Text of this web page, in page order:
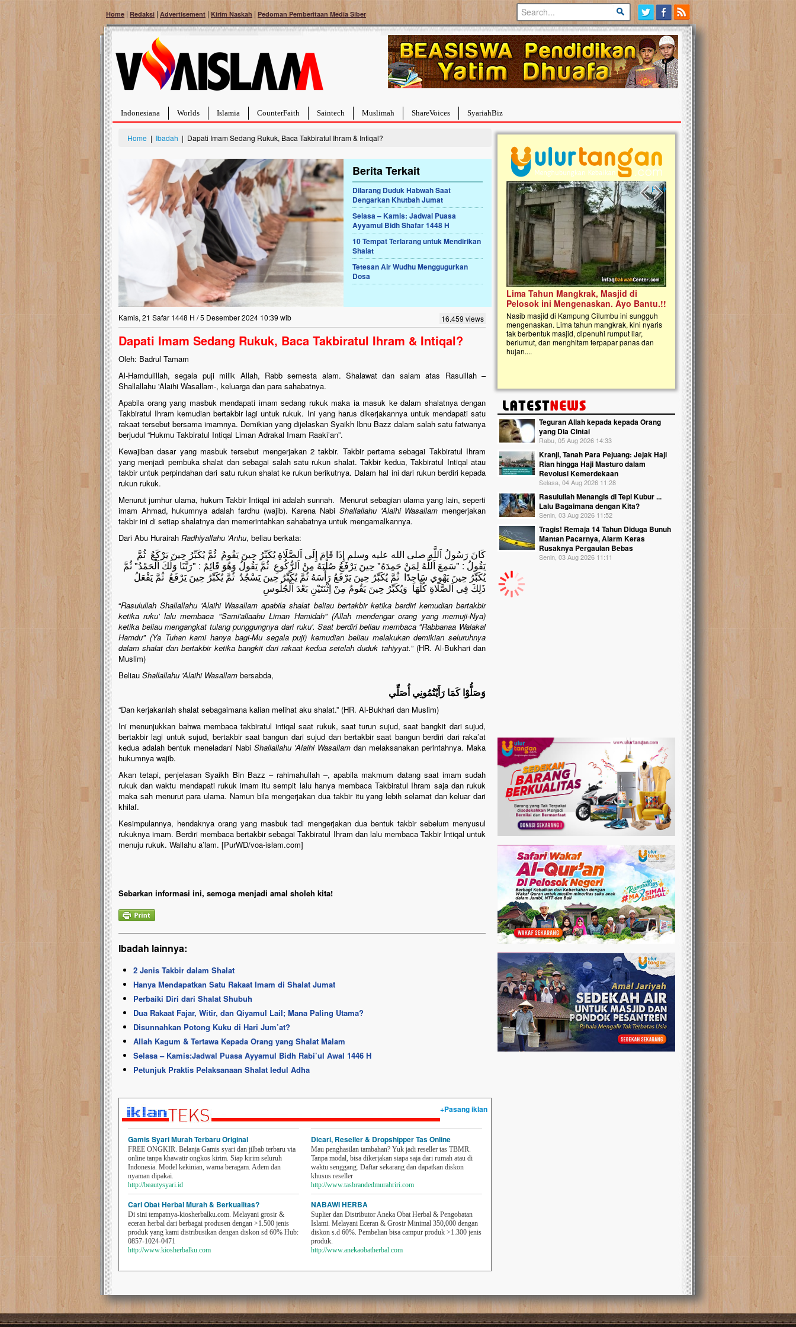
Home | Redaksi | Advertisement | Kirim Naskah | Pedoman Pemberitaan Media Siber
Indonesiana Worlds Islamia CounterFaith Saintech Muslimah ShareVoices SyariahBiz
Home | Ibadah | Dapati Imam Sedang Rukuk, Baca Takbiratul Ihram & Intiqal?
Berita Terkait
Dilarang Duduk Habwah Saat
Dengarkan Khutbah Jumat
Selasa – Kamis: Jadwal Puasa
Ayyamul Bidh Shafar 1448 H
10 Tempat Terlarang untuk Mendirikan
Shalat
Tetesan Air Wudhu Menggugurkan
Dosa
Kamis, 21 Safar 1448 H / 5 Desember 2024 10:39 wib 16.459 views
Dapati Imam Sedang Rukuk, Baca Takbiratul Ihram & Intiqal?
Oleh: Badrul Tamam
Al-Hamdulillah, segala puji milik Allah, Rabb semesta alam. Shalawat dan salam atas Rasuillah –
Shallallahu 'Alaihi Wasallam-, keluarga dan para sahabatnya.
Apabila orang yang masbuk mendapati imam sedang rukuk maka ia masuk ke dalam shalatnya dengan
Takbiratul Ihram kemudian bertakbir lagi untuk rukuk. Ini yang harus dikerjakannya untuk mendapati satu
rakaat tersebut bersama imamnya. Demikian yang dijelaskan Syaikh Ibnu Bazz dalam salah satu fatwanya
berjudul “Hukmu Takbiratul Intiqal Liman Adrakal Imam Raaki’an”.
Kewajiban dasar yang masbuk tersebut mengerjakan 2 takbir. Takbir pertama sebagai Takbiratul Ihram
yang menjadi pembuka shalat dan sebagai salah satu rukun shalat. Takbir kedua, Takbiratul Intiqal atau
takbir untuk perpindahan dari satu rukun shalat ke rukun berikutnya. Dalam hal ini dari rukun berdiri kepada
rukun rukuk.
Menurut jumhur ulama, hukum Takbir Intiqal ini adalah sunnah. Menurut sebagian ulama yang lain, seperti
imam Ahmad, hukumnya adalah fardhu (wajib). Karena Nabi Shallallahu 'Alaihi Wasallam mengerjakan
takbir ini di setiap shalatnya dan memerintahkan sahabatnya untuk mengamalkannya.
Dari Abu Hurairah Radhiyallahu 'Anhu, beliau berkata:
كَانَ رَسُولُ اَللَّهِ صلى الله عليه وسلم إِذَا قَامَ إِلَى اَلصَّلَاةِ يُكَبِّرُ حِينَ يَقُومُ ثُمَّ يُكَبِّرُ حِينَ يَرْكَعُ ثُمَّ
يَقُولُ : "سَمِعَ اَللَّهُ لِمَنْ حَمِدَهُ" حِينَ يَرْفَعُ صُلْبَهُ مِنْ اَلرُّكُوعِ ثُمَّ يَقُولُ وَهُوَ قَائِمٌ : "رَبَّنَا وَلَكَ اَلْحَمْدُ" ثُمَّ
يُكَبِّرُ حِينَ يَهْوِي سَاجِدًا ثُمَّ يُكَبِّرُ حِينَ يَرْفَعُ رَأْسَهُ ثُمَّ يُكَبِّرُ حِينَ يَسْجُدُ ثُمَّ يُكَبِّرُ حِينَ يَرْفَعُ ثُمَّ يَفْعَلُ
ذَلِكَ فِي اَلصَّلَاةِ كُلِّهَا وَيُكَبِّرُ حِينَ يَقُومُ مِنْ اِثْنَتَيْنِ بَعْدَ اَلْجُلُوسِ
“Rasulullah Shallallahu 'Alaihi Wasallam apabila shalat beliau bertakbir ketika berdiri kemudian bertakbir
ketika ruku' lalu membaca "Sami'allaahu Liman Hamidah" (Allah mendengar orang yang memuji-Nya)
ketika beliau mengangkat tulang punggungnya dari ruku'. Saat berdiri beliau membaca "Rabbanaa Walakal
Hamdu" (Ya Tuhan kami hanya bagi-Mu segala puji) kemudian beliau melakukan demikian seluruhnya
dalam shalat dan bertakbir ketika bangkit dari rakaat kedua setelah duduk tahiyyat.” (HR. Al-Bukhari dan
Muslim)
Beliau Shallallahu 'Alaihi Wasallam bersabda,
وَصَلُّوْا كَمَا رَأَيْتُمُونِي أُصَلِّي
“Dan kerjakanlah shalat sebagaimana kalian melihat aku shalat.” (HR. Al-Bukhari dan Muslim)
Ini menunjukkan bahwa membaca takbiratul intiqal saat rukuk, saat turun sujud, saat bangkit dari sujud,
bertakbir lagi untuk sujud, bertakbir saat bangun dari sujud dan bertakbir saat bangun berdiri dari raka’at
kedua adalah bentuk meneladani Nabi Shallallahu 'Alaihi Wasallam dan melaksanakan perintahnya. Maka
hukumnya wajib.
Akan tetapi, penjelasan Syaikh Bin Bazz – rahimahullah –, apabila makmum datang saat imam sudah
rukuk dan waktu mendapati rukuk imam itu sempit lalu hanya membaca Takbiratul Ihram saja dan rukuk
maka sah menurut para ulama. Namun bila mengerjakan dua takbir itu yang lebih selamat dan keluar dari
khilaf.
Kesimpulannya, hendaknya orang yang masbuk tadi mengerjakan dua bentuk takbir sebelum menyusul
rukuknya imam. Berdiri membaca bertakbir sebagai Takbiratul Ihram dan lalu membaca Takbir Intiqal untuk
menuju rukuk. Wallahu a’lam. [PurWD/voa-islam.com]
Sebarkan informasi ini, semoga menjadi amal sholeh kita!
Ibadah lainnya:
2 Jenis Takbir dalam Shalat
Hanya Mendapatkan Satu Rakaat Imam di Shalat Jumat
Perbaiki Diri dari Shalat Shubuh
Dua Rakaat Fajar, Witir, dan Qiyamul Lail; Mana Paling Utama?
Disunnahkan Potong Kuku di Hari Jum’at?
Allah Kagum & Tertawa Kepada Orang yang Shalat Malam
Selasa – Kamis:Jadwal Puasa Ayyamul Bidh Rabi’ul Awal 1446 H
Petunjuk Praktis Pelaksanaan Shalat Iedul Adha
+Pasang iklan
Gamis Syari Murah Terbaru Original
FREE ONGKIR. Belanja Gamis syari dan jilbab terbaru via
online tanpa khawatir ongkos kirim. Siap kirim seluruh
Indonesia. Model kekinian, warna beragam. Adem dan
nyaman dipakai.
http://beautysyari.id
Cari Obat Herbal Murah & Berkualitas?
Di sini tempatnya-kiosherbalku.com. Melayani grosir &
eceran herbal dari berbagai produsen dengan >1.500 jenis
produk yang kami distribusikan dengan diskon sd 60% Hub:
0857-1024-0471
http://www.kiosherbalku.com
Dicari, Reseller & Dropshipper Tas Online
Mau penghasilan tambahan? Yuk jadi reseller tas TBMR.
Tanpa modal, bisa dikerjakan siapa saja dari rumah atau di
waktu senggang. Daftar sekarang dan dapatkan diskon
khusus reseller
http://www.tasbrandedmurahriri.com
NABAWI HERBA
Suplier dan Distributor Aneka Obat Herbal & Pengobatan
Islami. Melayani Eceran & Grosir Minimal 350,000 dengan
diskon s.d 60%. Pembelian bisa campur produk >1.300 jenis
produk.
http://www.anekaobatherbal.com
Previous slide
Next slide
Bantu Naura, Balita Hebat Sembuh Dari
Tumor Pembuluh Darah
Hidup Naura Salsabila dipenuhi dengan
rintangan yang sangat berat. Meskipun baru
berusia sepuluh bulan, bayi yang imut ini harus
menghadapi penyakit yang dahsyat, yaitu tumor
pembuluh darah berukuran...
Nasib masjid di Kampung Cilumbu ini sungguh
mengenaskan. Lima tahun mangkrak, kini nyaris
berlumut, dan menghitam terpapar panas dan
Palestina Masih Berduka, Ayo Ulurkan
Tangan Bantu Mereka
Sahabat, Ulurtangan mari kirimkan dukungan
terbaikmu untuk warga Palestina di Gaza demi
menguatkan mereka menghadapi situasi
mencekam ini. Mari dukung mereka dengan
berdonasi dengan cara:...
Open Donasi Wakaf
Rumah Qur'an & TK Islam
Najjah di Jonggol
Saat ini, Ulurtangan bersama Yayasan
Najjahtul Islam Jonggol sedang merintis
pembangunan Rumah Qur’an dan
kanak Islam Terpadu (TKIT) An Najjah
Gedung Majelis Taklim di Jonggol,...
Teguran Allah kepada kepada Orang
yang Dia Cintai
Rabu, 05 Aug 2026 14:33
Kranji, Tanah Para Pejuang: Jejak Haji
Rian hingga Haji Masturo dalam
Revolusi Kemerdekaan
Selasa, 04 Aug 2026 11:28
Rasulullah Menangis di Tepi Kubur ...
Lalu Bagaimana dengan Kita?
Senin, 03 Aug 2026 11:52
Tragis! Remaja 14 Tahun Diduga Bunuh
Mantan Pacarnya, Alarm Keras
Rusaknya Pergaulan Bebas
Senin, 03 Aug 2026 11:11